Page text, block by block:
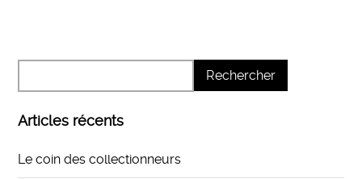
Articles récents
Le coin des collectionneurs